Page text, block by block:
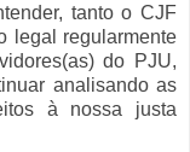
tanto o CJF
legal regularmente
do PJU,
analisando as
à nossa justa